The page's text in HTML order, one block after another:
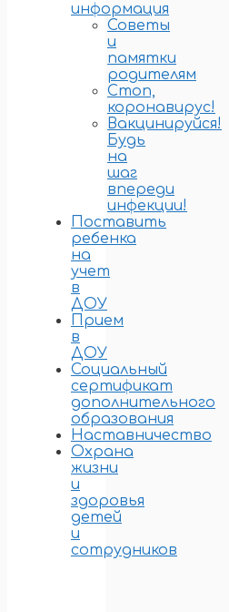
информация
Советы
и
памятки
родителям
Стоп,
коронавирус!
Вакцинируйся!
Будь
на
шаг
впереди
инфекции!
Поставить
ребенка
на
учет
в
ДОУ
Прием
в
ДОУ
Социальный
сертификат
дополнительного
образования
Наставничество
Охрана
жизни
и
здоровья
детей
и
сотрудников